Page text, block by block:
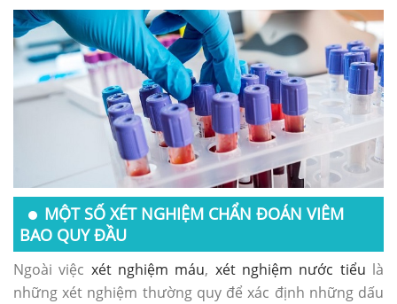
MỘT SỐ XÉT NGHIỆM CHẨN ĐOÁN VIÊM
BAO QUY ĐẦU
Ngoài việc xét nghiệm máu, xét nghiệm nước tiểu là
những xét nghiệm thường quy để xác định những dấu